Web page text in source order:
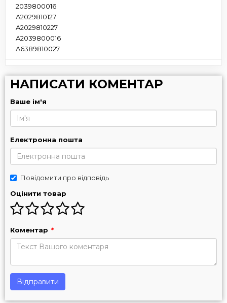
2039800016
A2029810127
A2029810227
A2039800016
A6389810027
НАПИСАТИ КОМЕНТАР
Ваше ім'я
Електронна пошта
Повідомити про відповідь
Оцінити товар
Коментар *
Відправити